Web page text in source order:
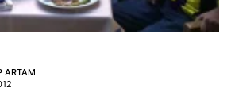
ARTAM